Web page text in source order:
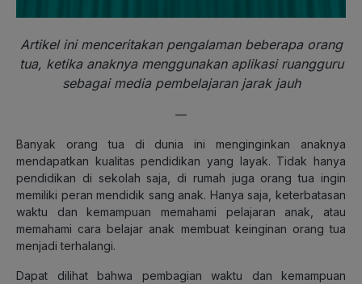
Artikel ini menceritakan pengalaman beberapa orang
tua, ketika anaknya menggunakan aplikasi ruangguru
sebagai media pembelajaran jarak jauh
—
Banyak orang tua di dunia ini menginginkan anaknya
mendapatkan kualitas pendidikan yang layak. Tidak hanya
pendidikan di sekolah saja, di rumah juga orang tua ingin
memiliki peran mendidik sang anak. Hanya saja, keterbatasan
waktu dan kemampuan memahami pelajaran anak, atau
memahami cara belajar anak membuat keinginan orang tua
menjadi terhalangi.
Dapat dilihat bahwa pembagian waktu dan kemampuan